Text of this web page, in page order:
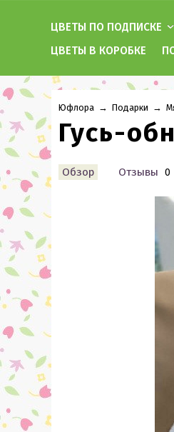
ЦВЕТЫ ПО ПОДПИСКЕ
ЦВЕТЫ В КОРОБКЕ
Юфлора → Подарки →
Гусь-
Обзор Отзывы 0